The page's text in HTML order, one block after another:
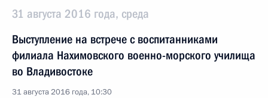
31 августа 2016 года, среда
Выступление на встрече с воспитанниками
филиала Нахимовского военно-морского училища
во Владивостоке
31 августа 2016 года, 10:30